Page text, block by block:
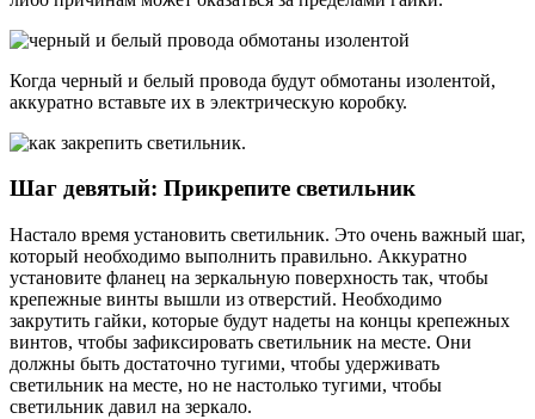
Когда черный и белый провода будут обмотаны изолентой,
аккуратно вставьте их в электрическую коробку.
Шаг девятый: Прикрепите светильник
Настало время установить светильник. Это очень важный шаг,
который необходимо выполнить правильно. Аккуратно
установите фланец на зеркальную поверхность так, чтобы
крепежные винты вышли из отверстий. Необходимо
закрутить гайки, которые будут надеты на концы крепежных
винтов, чтобы зафиксировать светильник на месте. Они
должны быть достаточно тугими, чтобы удерживать
светильник на месте, но не настолько тугими, чтобы
светильник давил на зеркало.